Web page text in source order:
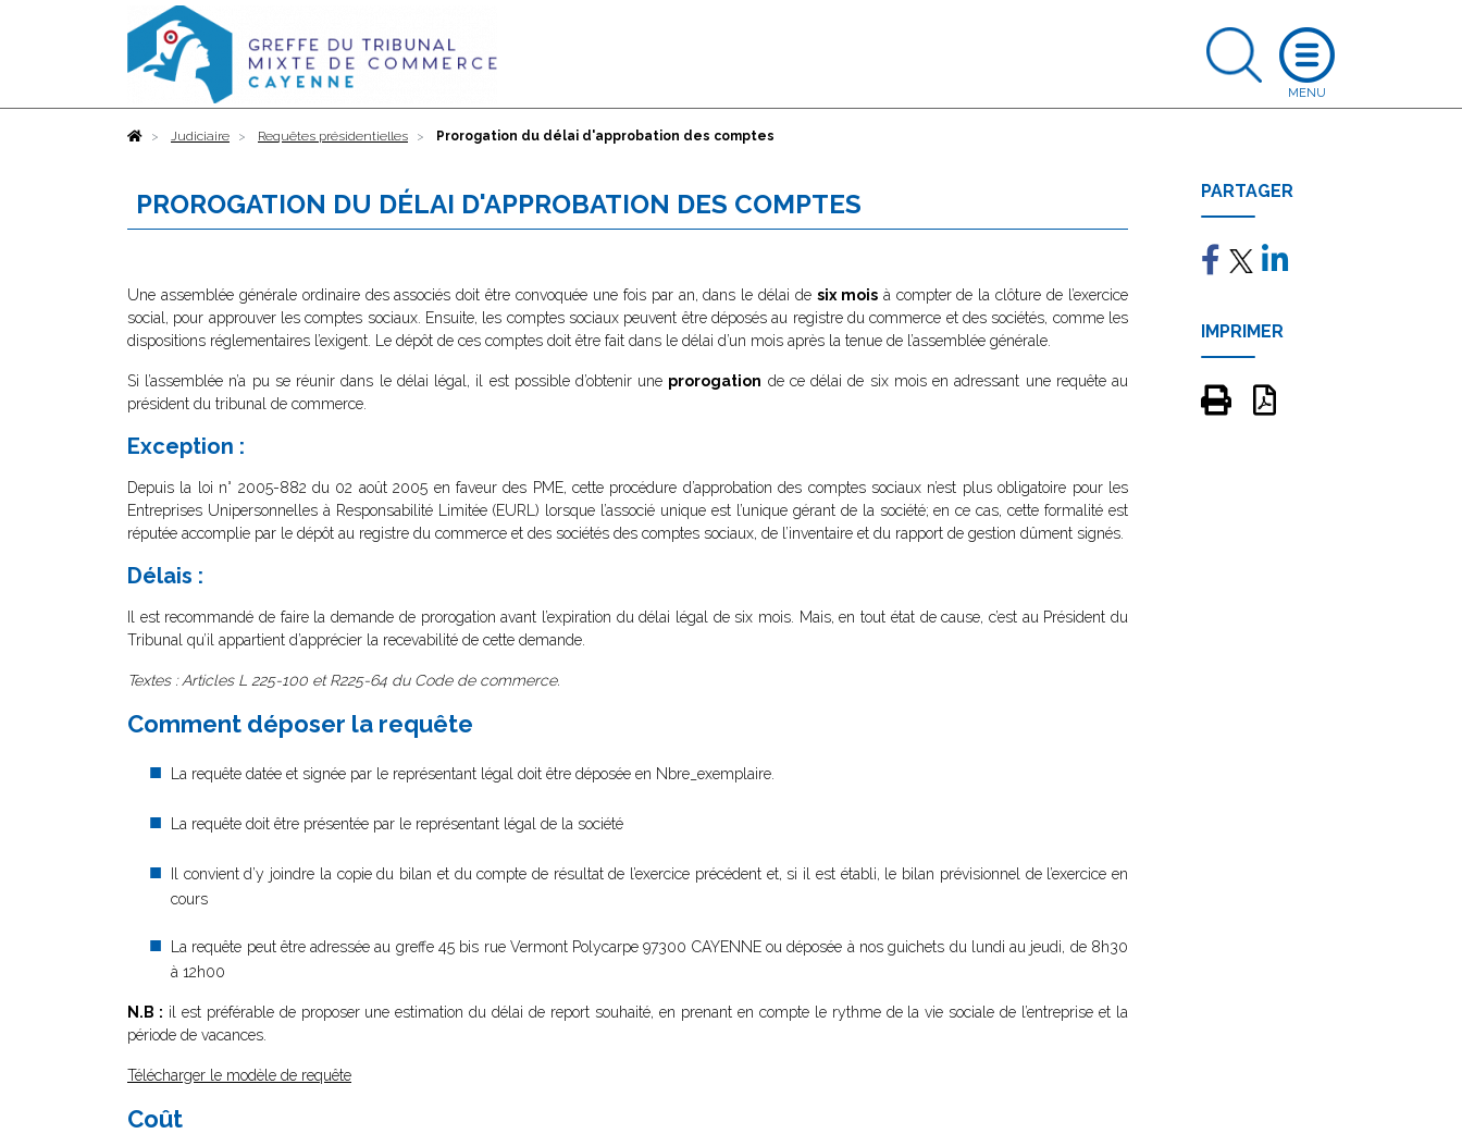
AccueilJudiciaire Requêtes présidentielles Prorogation du délai d'approbation des comptes
PROROGATION DU DÉLAI D'APPROBATION DES COMPTES
Une assemblée générale ordinaire des associés doit être convoquée une fois par an, dans le délai de six moisà compter de la clôture de l’exercice
social, pour approuver les comptes sociaux. Ensuite, les comptes sociaux peuvent être déposés au registre du commerce et des sociétés, comme les
dispositions réglementaires l’exigent. Le dépôt de ces comptes doit être fait dans le délai d’un mois après la tenue de l’assemblée générale.
Si l’assemblée n’a pu se réunir dans le délai légal, il est possible d’obtenir une prorogation de ce délai de six mois en adressant une requête au
président du tribunal de commerce.
Exception :
Depuis la loi n° 2005-882 du 02 août 2005 en faveur des PME, cette procédure d’approbation des comptes sociaux n’est plus obligatoire pour les
Entreprises Unipersonnelles à Responsabilité Limitée (EURL) lorsque l’associé unique est l’unique gérant de la société; en ce cas, cette formalité est
réputée accomplie par le dépôt au registre du commerce et des sociétés des comptes sociaux, de l’inventaire et du rapport de gestion dûment signés.
Délais :
Il est recommandé de faire la demande de prorogation avant l’expiration du délai légal de six mois. Mais, en tout état de cause, c’est au Président du
Tribunal qu’il appartient d’apprécier la recevabilité de cette demande.
Textes : Articles L 225-100 et R225-64 du Code de commerce.
Comment déposer la requête
La requête datée et signée par le représentant légal doit être déposée en Nbre_exemplaire.
La requête doit être présentée par le représentant légal de la société
Il convient d’y joindre la copie du bilan et du compte de résultat de l’exercice précédent et, si il est établi, le bilan prévisionnel de l’exercice en
cours
La requête peut être adressée au greffe 45 bis rue Vermont Polycarpe 97300 CAYENNE ou déposée à nos guichets du lundi au jeudi, de 8h30
à 12h00
N.B : il est préférable de proposer une estimation du délai de report souhaité, en prenant en compte le rythme de la vie sociale de l’entreprise et la
période de vacances.
Télécharger le modèle de requête
Coût
PARTAGER
IMPRIMER